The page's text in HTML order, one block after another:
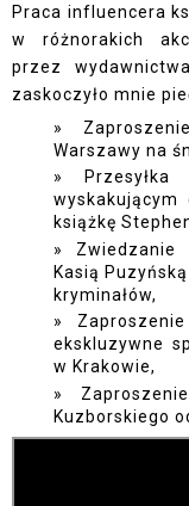
Praca influencera
w różnorakich
przez
zaskoczyło mnie
Warszawy na
wyskakującym
książkę
Kasią
kryminałów,
ekskluzywne
w Krakowie,
Kuzborskiego